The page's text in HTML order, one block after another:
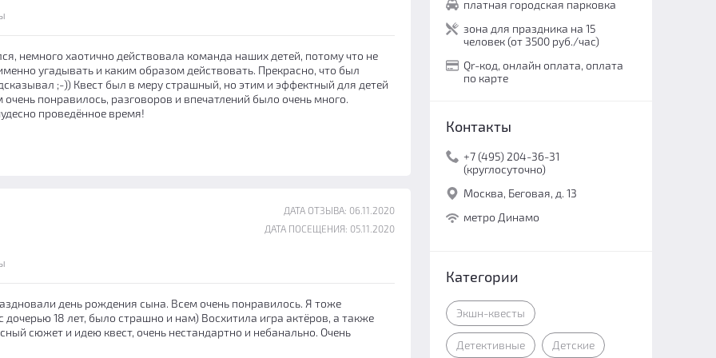
немного хаотично действовала команда наших детей, потому что не
угадывать и каким образом действовать. Прекрасно, что был
;-)) Квест был в меру страшный, но этим и эффектный для детей
очень понравилось, разговоров и впечатлений было очень много.
проведённое время!
ДАТА ОТЗЫВА: 06.11.2020
ДАТА ПОСЕЩЕНИЯ: 05.11.2020
день рождения сына. Всем очень понравилось. Я тоже
дочерью 18 лет, было страшно и нам) Восхитила игра актёров, а также
сюжет и идею квест, очень нестандартно и небанально. Очень
платная городская парковка
зона для праздника на 15
человек (от 3500 руб./час)
Qr-код, онлайн оплата, оплата
по карте
Контакты
+7 (495) 204-36-31
(круглосуточно)
Москва, Беговая, д. 13
метро Динамо
Категории
Экшн-квесты
Детективные Детские